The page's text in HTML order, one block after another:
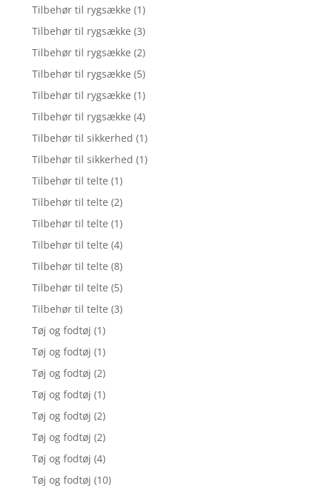
Tilbehør til rygsække (1)
Tilbehør til rygsække (3)
Tilbehør til rygsække (2)
Tilbehør til rygsække (5)
Tilbehør til rygsække (1)
Tilbehør til rygsække (4)
Tilbehør til sikkerhed (1)
Tilbehør til sikkerhed (1)
Tilbehør til telte (1)
Tilbehør til telte (2)
Tilbehør til telte (1)
Tilbehør til telte (4)
Tilbehør til telte (8)
Tilbehør til telte (5)
Tilbehør til telte (3)
Tøj og fodtøj (1)
Tøj og fodtøj (1)
Tøj og fodtøj (2)
Tøj og fodtøj (1)
Tøj og fodtøj (2)
Tøj og fodtøj (2)
Tøj og fodtøj (4)
Tøj og fodtøj (10)